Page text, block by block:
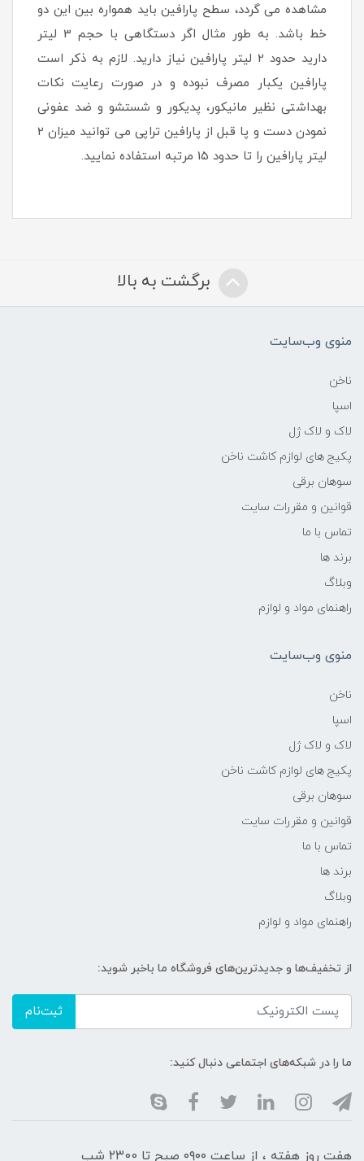
مشاهده می گردد، سطح پارافین باید همواره بین این دو
خط باشد. به طور مثال اگر دستگاهی با حجم 3 لیتر
دارید حدود 2 لیتر پارافین نیاز دارید. لازم به ذکر است
پارافین یکبار مصرف نبوده و در صورت رعایت نکات
بهداشتی نظیر مانیکور، پدیکور و شستشو و ضد عفونی
نمودن دست و پا قبل از پارافین تراپی می توانید میزان 2
لیتر پارافین را تا حدود 15 مرتبه استفاده نمایید.
برگشت به بالا
منوی وب‌سایت
ناخن
اسپا
لاک و لاک ژل
پکیج های لوازم کاشت ناخن
سوهان برقی
قوانین و مقررات سایت
تماس با ما
برند ها
وبلاگ
راهنمای مواد و لوازم
منوی وب‌سایت
ناخن
اسپا
لاک و لاک ژل
پکیج های لوازم کاشت ناخن
سوهان برقی
قوانین و مقررات سایت
تماس با ما
برند ها
وبلاگ
راهنمای مواد و لوازم
از تخفیف‌ها و جدیدترین‌های فروشگاه ما باخبر شوید:
ثبت‌نام
ما را در شبکه‌های اجتماعی دنبال کنید:
هفت روز هفته ، از ساعت ۰۹۰۰ صبح تا ۲۳00 شب